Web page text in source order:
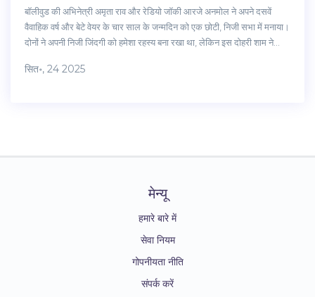
बॉलीवुड की अभिनेत्री अमृता राव और रेडियो जॉकी आरजे अनमोल ने अपने दसवें
वैवाहिक वर्ष और बेटे वेयर के चार साल के जन्मदिन को एक छोटी, निजी सभा में मनाया।
दोनों ने अपनी निजी जिंदगी को हमेशा रहस्य बना रखा था, लेकिन इस दोहरी शाम ने
हुआ था, जबकि अमृता ने हाल ही में जॉली एलएलबी 3 में वापसी की है। इस खबर ने
सित॰, 24 2025
मेन्यू
हमारे बारे में
सेवा नियम
गोपनीयता नीति
संपर्क करें